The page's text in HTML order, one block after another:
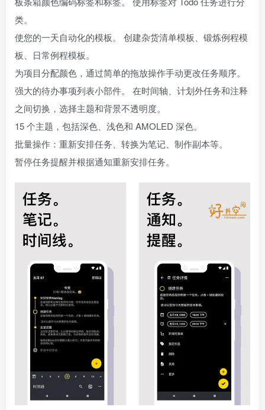
类。
使您的一天自动化的模板。 创建杂货清单模板、锻炼例程模
板、日常例程模板。
为项目分配颜色，通过简单的拖放操作手动更改任务顺序。
强大的待办事项列表小部件。 在时间轴、计划外任务和注释
之间切换，选择主题和背景不透明度。
15 个主题，包括深色、浅色和 AMOLED 深色。
批量操作：重新安排任务、转换为笔记、制作副本等。
暂停任务提醒并根据通知重新安排任务。